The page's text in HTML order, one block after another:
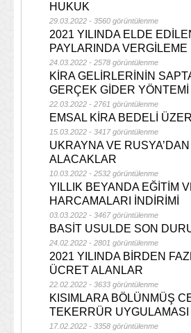
HUKUK
29.03.2022 - 3560 görüntülenme
2021 YILINDA ELDE
PAYLARINDA VERGİLEME
24.03.2022 - 2578 görüntülenme
KİRA GELİRLERİNİN
GERÇEK GİDER YÖNTEMİ
22.03.2022 - 2761 görüntülenme
EMSAL KİRA BEDELİ
15.03.2022 - 3417 görüntülenme
UKRAYNA VE RUSYA’DAN
ALACAKLAR
10.03.2022 - 2532 görüntülenme
YILLIK BEYANDA EĞİTİM
HARCAMALARI İNDİRİMİ
03.03.2022 - 3467 görüntülenme
BASİT USULDE SON
24.02.2022 - 2801 görüntülenme
2021 YILINDA BİRDEN
ÜCRET ALANLAR
22.02.2022 - 3633 görüntülenme
KISIMLARA BÖLÜNMÜŞ
TEKERRÜR UYGULAMASI
17.02.2022 - 3358 görüntülenme